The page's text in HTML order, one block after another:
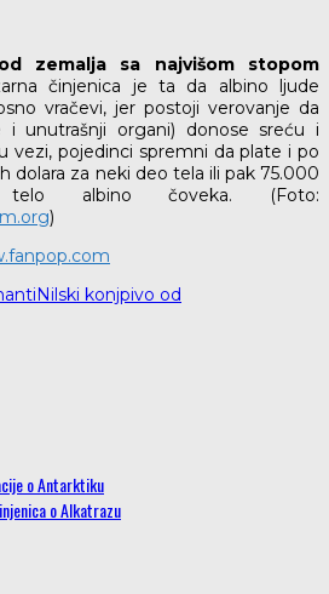
zemalja sa najvišom stopom
činjenica je ta da albino ljude
vračevi, jer postoji verovanje da
unutrašnji organi) donose sreću i
vezi, pojedinci spremni da plate i po
dolara za neki deo tela ili pak 75.000
albino čoveka. (Foto:
)
Nilski konjpivo od
o Antarktiku
o Alkatrazu